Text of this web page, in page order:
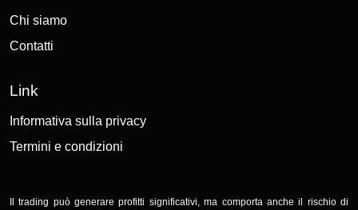
Chi siamo
Contatti
Link
Informativa sulla privacy
Termini e condizioni
Il trading può generare profitti significativi, ma comporta anche il rischio di